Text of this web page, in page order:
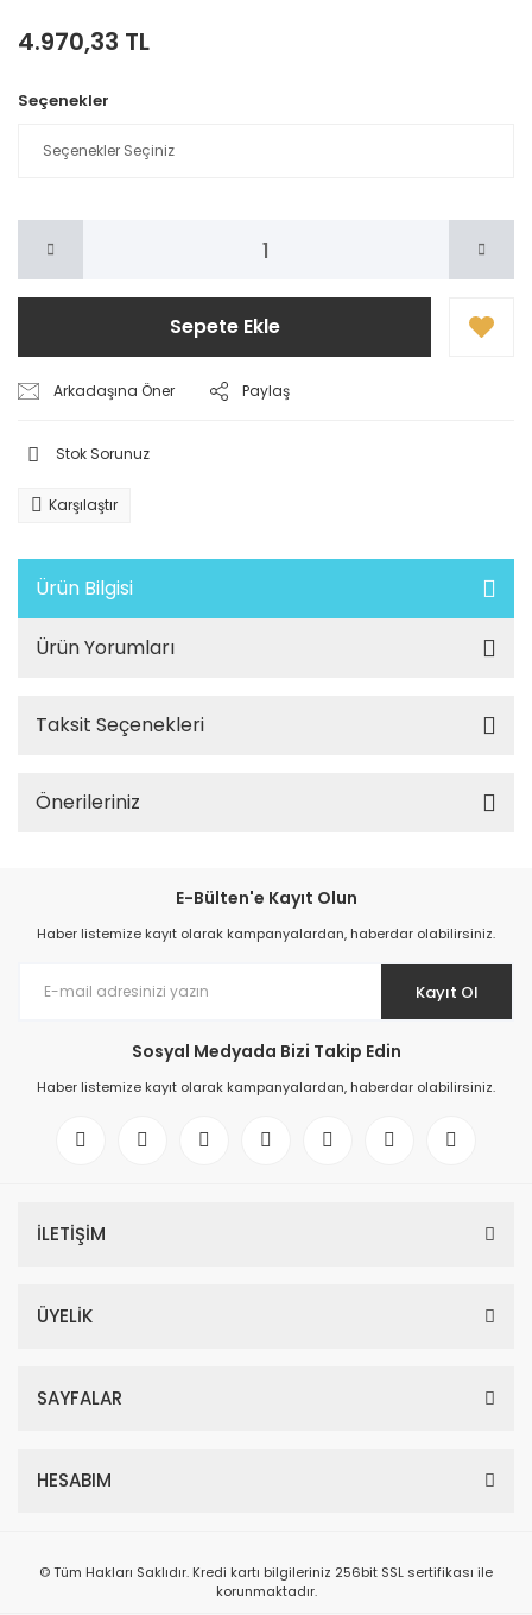
4.970,33 TL
Seçenekler
Sepete Ekle
Arkadaşına Öner Paylaş
Stok Sorunuz
Karşılaştır
Ürün Bilgisi
Ürün Yorumları
Taksit Seçenekleri
Önerileriniz
E-Bülten'e Kayıt Olun
Haber listemize kayıt olarak kampanyalardan, haberdar olabilirsiniz.
Kayıt Ol
Sosyal Medyada Bizi Takip Edin
Haber listemize kayıt olarak kampanyalardan, haberdar olabilirsiniz.
İLETİŞİM
ÜYELİK
SAYFALAR
HESABIM
© Tüm Hakları Saklıdır. Kredi kartı bilgileriniz 256bit SSL sertifikası ile
korunmaktadır.